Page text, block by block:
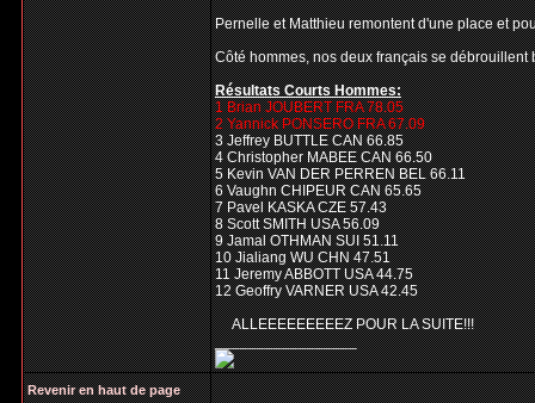
Pernelle et Matthieu remontent d'une place et
Côté hommes, nos deux français se
Résultats Courts Hommes:
1 Brian JOUBERT FRA 78.05
2 Yannick PONSERO FRA 67.09
3 Jeffrey BUTTLE CAN 66.85
4 Christopher MABEE CAN 66.50
5 Kevin VAN DER PERREN BEL 66.11
6 Vaughn CHIPEUR CAN 65.65
7 Pavel KASKA CZE 57.43
8 Scott SMITH USA 56.09
9 Jamal OTHMAN SUI 51.11
10 Jialiang WU CHN 47.51
11 Jeremy ABBOTT USA 44.75
12 Geoffry VARNER USA 42.45
ALLEEEEEEEEEZ POUR LA SUITE!!!
_________________
Revenir en haut de page